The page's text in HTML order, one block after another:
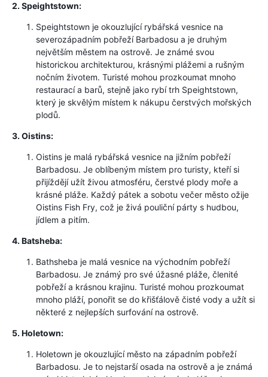
2. Speightstown:
Speightstown je okouzlující rybářská vesnice na
severozápadním pobřeží Barbadosu a je druhým
největším městem na ostrově. Je známé svou
historickou architekturou, krásnými plážemi a rušným
nočním životem. Turisté mohou prozkoumat mnoho
restaurací a barů, stejně jako rybí trh Speightstown,
který je skvělým místem k nákupu čerstvých mořských
plodů.
3. Oistins:
Oistins je malá rybářská vesnice na jižním pobřeží
Barbadosu. Je oblíbeným místem pro turisty, kteří si
přijíždějí užít živou atmosféru, čerstvé plody moře a
krásné pláže. Každý pátek a sobotu večer město ožije
Oistins Fish Fry, což je živá pouliční párty s hudbou,
jídlem a pitím.
4. Batsheba:
Bathsheba je malá vesnice na východním pobřeží
Barbadosu. Je známý pro své úžasné pláže, členité
pobřeží a krásnou krajinu. Turisté mohou prozkoumat
mnoho pláží, ponořit se do křišťálově čisté vody a užít si
některé z nejlepších surfování na ostrově.
5. Holetown:
Holetown je okouzlující město na západním pobřeží
Barbadosu. Je to nejstarší osada na ostrově a je známá